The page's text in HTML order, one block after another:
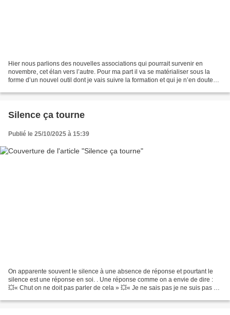
Hier nous parlions des nouvelles associations qui pourrait survenir en
novembre, cet élan vers l’autre. Pour ma part il va se matérialiser sous la
forme d’un nouvel outil dont je vais suivre la formation et qui je n’en doute
Silence ça tourne
Publié le 25/10/2025 à 15:39
On apparente souvent le silence à une absence de réponse et pourtant le
silence est une réponse en soi. . Une réponse comme on a envie de dire :
💥« Chut on ne doit pas parler de cela » 💥« Je ne sais pas je ne suis pas au